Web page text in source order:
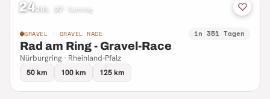
24JUL 27 Samstag
GRAVEL · GRAVEL RACE in 351 Tagen
Rad am Ring - Gravel-Race
Nürburgring · Rheinland-Pfalz
50 km
100 km 125 km